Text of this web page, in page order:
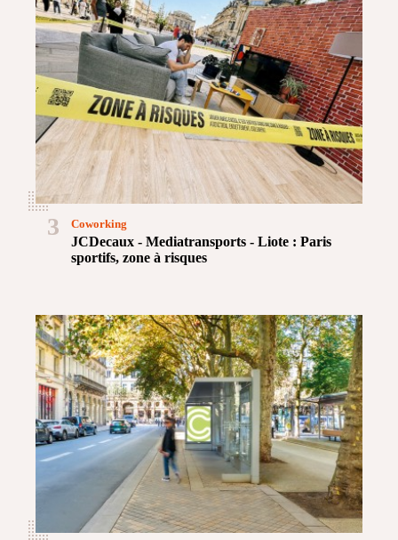
3
JCDecaux - Mediatransports - Liote : Paris
sportifs, zone à risques
Coworking